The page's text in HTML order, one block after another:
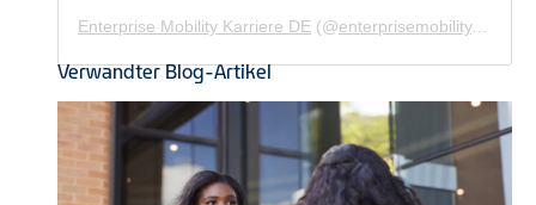
Enterprise Mobility Karriere DE (@enterprisemobility.karriere.de
Verwandter Blog-Artikel